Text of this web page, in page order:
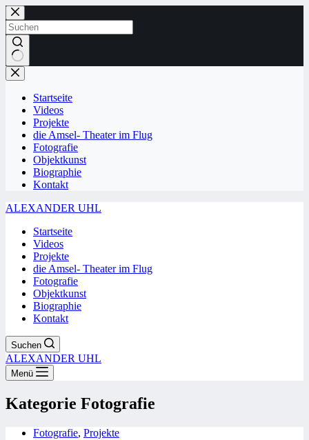
Zum
Inhalt
springen
Keine
Ergebnisse
Startseite
Videos
Projekte
die Amsel- Theater im Flug
Fotografie
Objektkunst
Biographie
Kontakt
ALEXANDER UHL
Startseite
Videos
Projekte
die Amsel- Theater im Flug
Fotografie
Objektkunst
Biographie
Kontakt
Suchen
ALEXANDER UHL
Menü
Kategorie Fotografie
Fotografie, Projekte